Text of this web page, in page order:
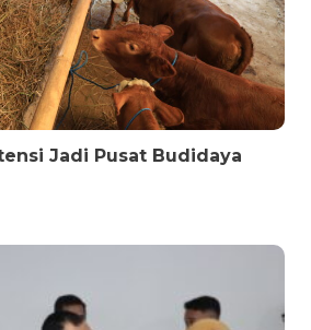
Jadi Pusat Budidaya